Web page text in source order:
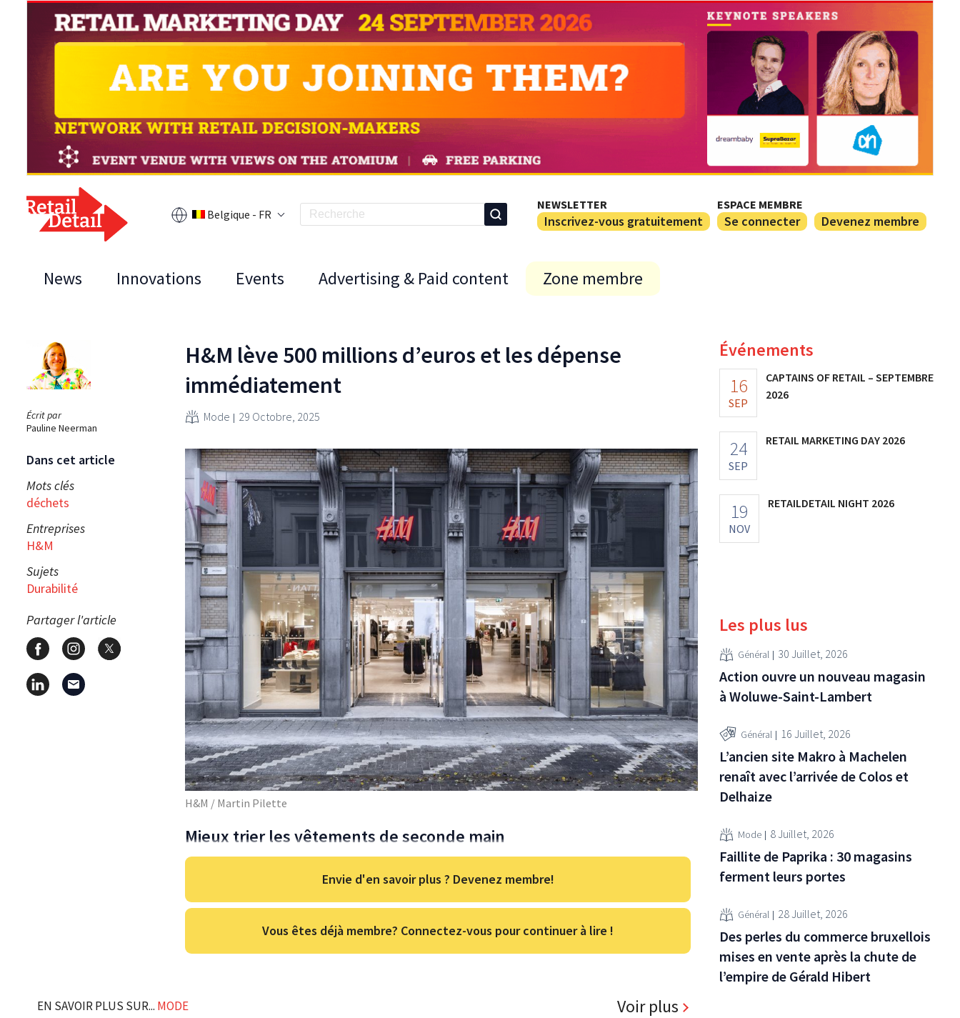
Belgique - FR
NEWSLETTER
Inscrivez-vous gratuitement
ESPACE MEMBRE
Se connecter Devenez membre
News Innovations Events Advertising & Paid content Zone membre
Écrit par
Pauline Neerman
Dans cet article
Mots clés
déchets
Entreprises
H&M
Sujets
Durabilité
Partager l'article
H&M lève 500 millions d’euros et les dépense
immédiatement
Mode 29 Octobre, 2025
H&M / Martin Pilette
Mieux trier les vêtements de seconde main
Envie d'en savoir plus ? Devenez membre!
Vous êtes déjà membre? Connectez-vous pour continuer à lire !
EN SAVOIR PLUS SUR... MODE Voir plus
Événements
16
SEP
CAPTAINS OF RETAIL – SEPTEMBRE
2026
24
SEP
RETAIL MARKETING DAY 2026
19
NOV
RETAILDETAIL NIGHT 2026
Les plus lus
Général 30 Juillet, 2026
Action ouvre un nouveau magasin
à Woluwe-Saint-Lambert
Général 16 Juillet, 2026
L’ancien site Makro à Machelen
renaît avec l’arrivée de Colos et
Delhaize
Mode 8 Juillet, 2026
Faillite de Paprika : 30 magasins
ferment leurs portes
Général 28 Juillet, 2026
Des perles du commerce bruxellois
mises en vente après la chute de
l’empire de Gérald Hibert